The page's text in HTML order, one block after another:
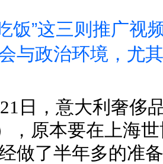
饭”这三则推广视
与政治环境，尤
日，意大利奢侈
，原本要在上海
做了半年多的准